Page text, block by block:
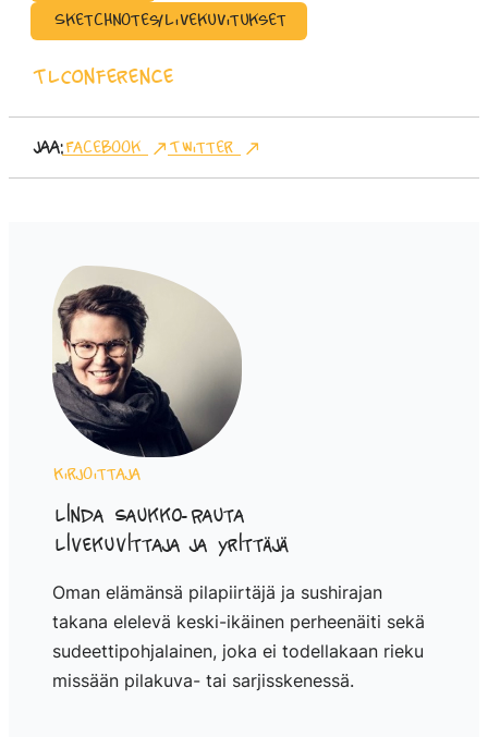
Sketchnotes/Livekuvitukset
TLConference
Jaa:Facebook Twitter
Kirjoittaja
Linda Saukko-Rauta
Livekuvittaja ja yrittäjä
Oman elämänsä pilapiirtäjä ja sushirajan
takana elelevä keski-ikäinen perheenäiti sekä
sudeettipohjalainen, joka ei todellakaan rieku
missään pilakuva- tai sarjisskenessä.